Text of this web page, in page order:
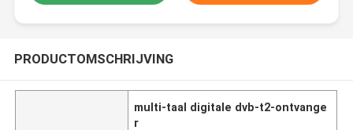
PRODUCTOMSCHRIJVING
multi-taal digitale dvb-t2-ontvange
r